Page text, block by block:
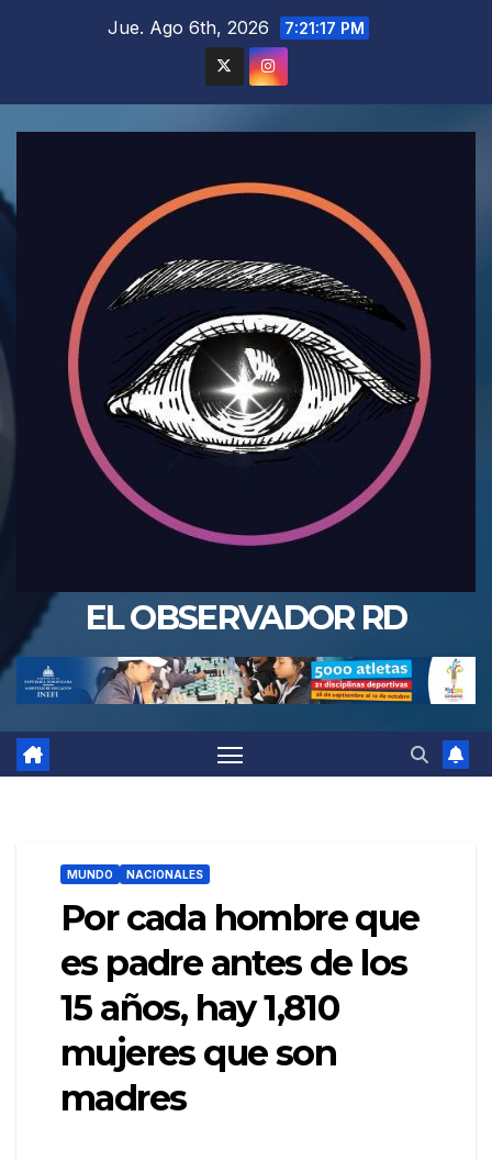
Jue. Ago 6th, 2026 7:21:18 PM
EL OBSERVADOR RD
MUNDO NACIONALES
Por cada hombre que
es padre antes de los
15 años, hay 1,810
mujeres que son
madres